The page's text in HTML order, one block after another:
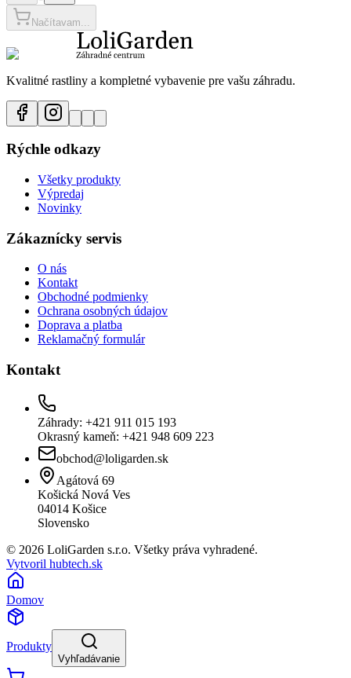
Načítavam...
Kvalitné rastliny a kompletné vybavenie pre vašu záhradu.
Rýchle odkazy
Všetky produkty
Výpredaj
Novinky
Zákaznícky servis
O nás
Kontakt
Obchodné podmienky
Ochrana osobných údajov
Doprava a platba
Reklamačný formulár
Kontakt
Záhrady: +421 911 015 193
Okrasný kameň: +421 948 609 223
obchod@loligarden.sk
Agátová 69
Košická Nová Ves
04014 Košice
Slovensko
© 2026 LoliGarden s.r.o. Všetky práva vyhradené.
Vytvoril hubtech.sk
Domov
Produkty
Vyhľadávanie